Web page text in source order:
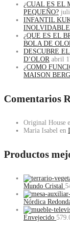
¿CUAL ES EL
PEQUEÑO?
INFANTIL
¿QUE ES EL
BOLA DE
DESCUBRE
D’OLOR abril
¿COMO
MAISON
Comentarios
Original House
Maria Isabel en
Productos
Mundo Cristal
Nórdica
Envejecido